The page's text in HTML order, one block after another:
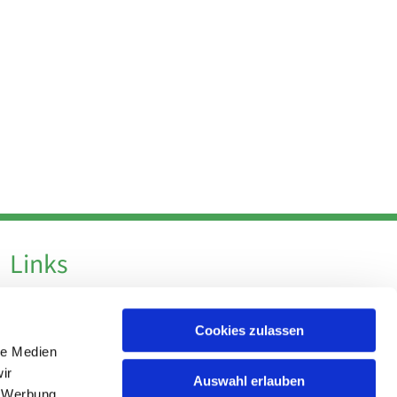
Medien
Cookies zulassen
Auswahl erlauben
Links
Impressum